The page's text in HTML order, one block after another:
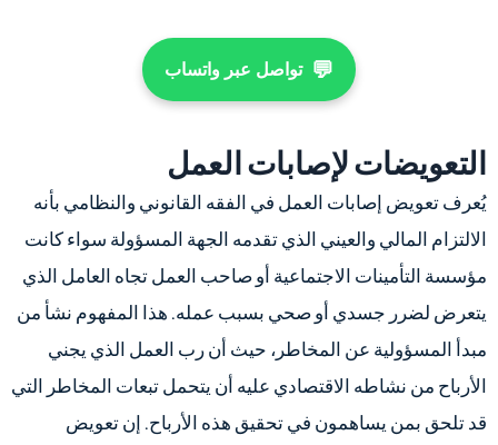
💬 تواصل عبر واتساب
التعويضات لإصابات العمل
يُعرف تعويض إصابات العمل في الفقه القانوني والنظامي بأنه
الالتزام المالي والعيني الذي تقدمه الجهة المسؤولة سواء كانت
مؤسسة التأمينات الاجتماعية أو صاحب العمل تجاه العامل الذي
يتعرض لضرر جسدي أو صحي بسبب عمله. هذا المفهوم نشأ من
مبدأ المسؤولية عن المخاطر، حيث أن رب العمل الذي يجني
الأرباح من نشاطه الاقتصادي عليه أن يتحمل تبعات المخاطر التي
قد تلحق بمن يساهمون في تحقيق هذه الأرباح. إن تعويض